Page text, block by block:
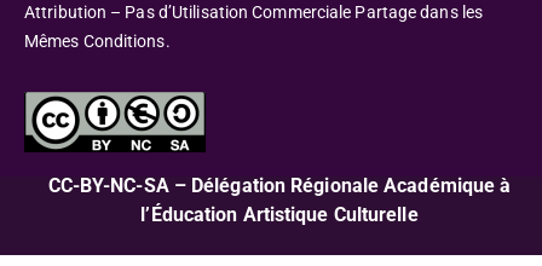
Attribution – Pas d’Utilisation Commerciale Partage dans les
Mêmes Conditions.
CC-BY-NC-SA – Délégation Régionale Académique à
l’Éducation Artistique Culturelle